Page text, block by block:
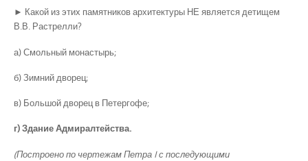
► Какой из этих памятников архитектуры НЕ является детищем
В.В. Растрелли?
а) Смольный монастырь;
б) Зимний дворец;
в) Большой дворец в Петергофе;
г) Здание Адмиралтейства.
(Построено по чертежам Петра Iс последующими